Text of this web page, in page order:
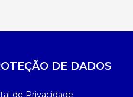
DE DADOS
de Privacidade